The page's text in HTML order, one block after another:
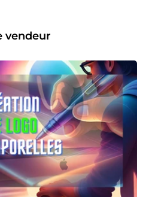
pour concrétiser vos idées. 🚀
: 📞 Disponible 7j/7 pour
&quot;Contacter le
sur vos objectifs et la
atteindre dans le e-commerce
vendeur